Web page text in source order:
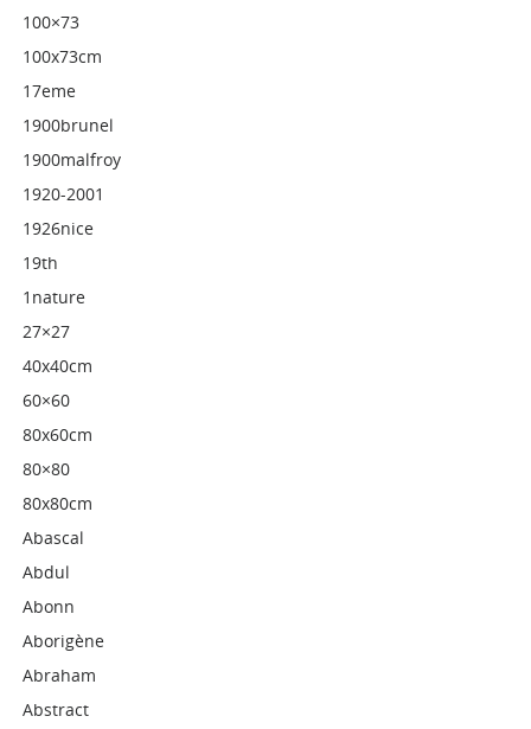
100×73
100x73cm
17eme
1900brunel
1900malfroy
1920-2001
1926nice
19th
1nature
27×27
40x40cm
60×60
80x60cm
80×80
80x80cm
Abascal
Abdul
Abonn
Aborigène
Abraham
Abstract